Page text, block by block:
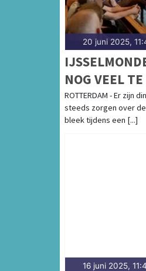
20 juni 2025,
NOG VEEL
ROTTERDAM - Er zijn
steeds zorgen over
bleek tijdens een [...]
16 juni 2025,